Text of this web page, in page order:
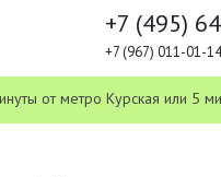
+7 (495)
+7 (967) 011-01-
от метро Курская или 5